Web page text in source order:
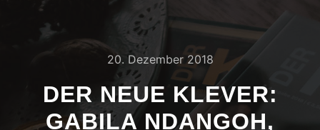
20. Dezember 2018
DER NEUE KLEVER:
GABILA NDANGOH,